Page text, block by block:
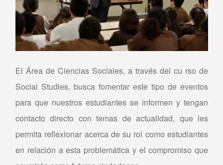
El Área de Ciencias Sociales, a través del cu rso de
Social Studies, busca fomentar este tipo de eventos
para que nuestros estudiantes se informen y tengan
contacto directo con temas de actualidad, que les
permita reflexionar acerca de su rol como estudiantes
en relación a esta problemática y el compromiso que